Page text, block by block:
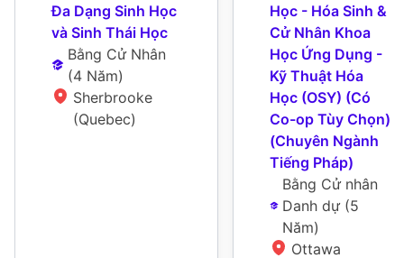
Đa Dạng Sinh Học
và Sinh Thái Học
Bằng Cử Nhân
(4 Năm)
Sherbrooke
(Quebec)
Học - Hóa Sinh &
Cử Nhân Khoa
Học Ứng Dụng -
Kỹ Thuật Hóa
Học (OSY) (Có
Co-op Tùy Chọn)
(Chuyên Ngành
Tiếng Pháp)
Bằng Cử nhân
Danh dự (5
Năm)
Ottawa